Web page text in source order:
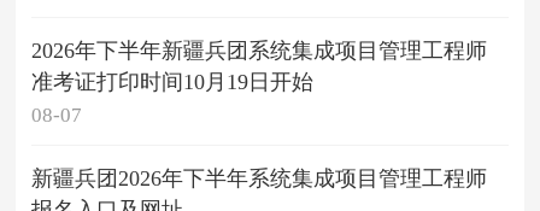
2026年下半年新疆兵团系统集成项目管理工程师
准考证打印时间10月19日开始
08-07
新疆兵团2026年下半年系统集成项目管理工程师